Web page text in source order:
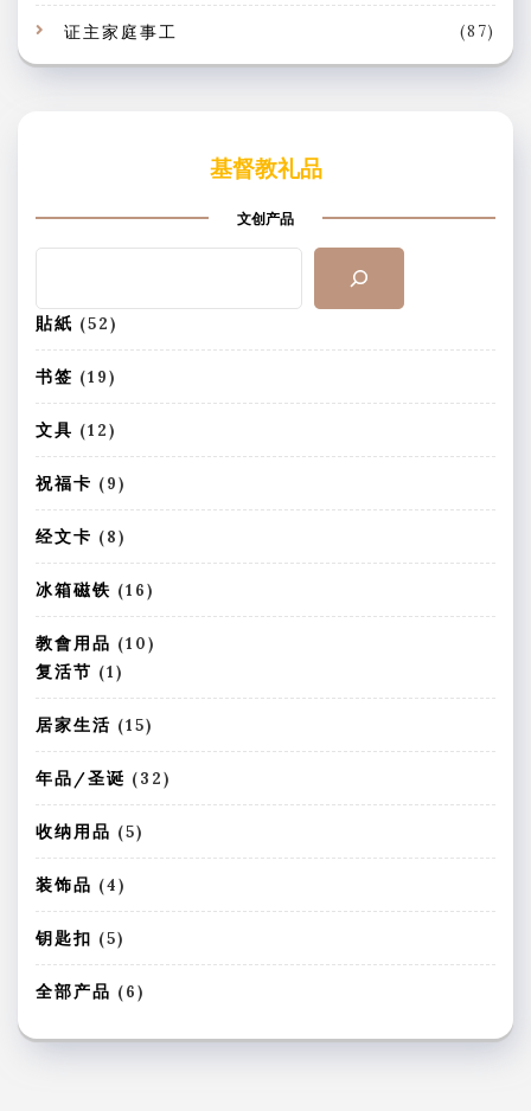
这
些
证主家庭事工 (87)
基督教礼品
文创产品
貼紙 525
2
个
产
品
书签 191
9
个
产
品
文具 121
2
个
产
品
祝福卡 99
个
产
品
经文卡 88
个
产
品
冰箱磁铁 161
6
个
教會用品 101
产
复活节 11
个
产
品
居家生活 151
5
个
产
年品/圣诞 323
2
产
收纳用品 55
个
品
装饰品 44
个
产
品
钥匙扣 55
个
产
全部产品 66
产